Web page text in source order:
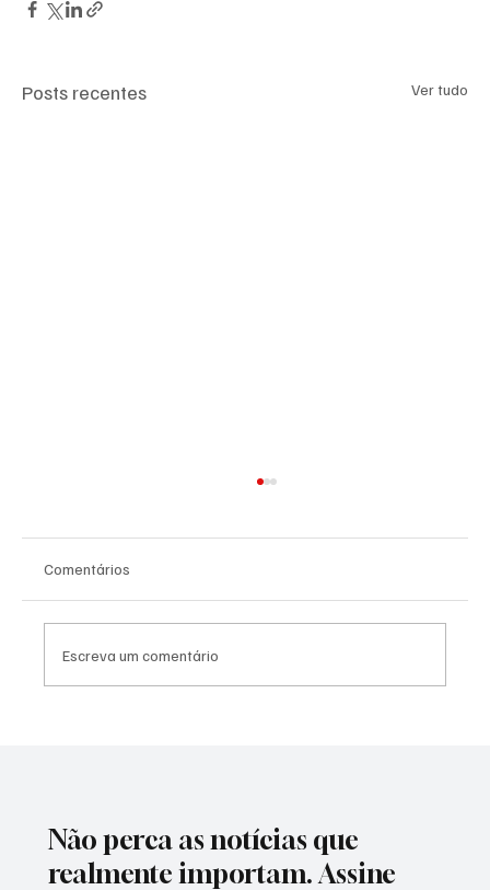
Posts recentes Ver tudo
Comentários
Escreva um comentário
Não perca as notícias que
realmente importam. Assine